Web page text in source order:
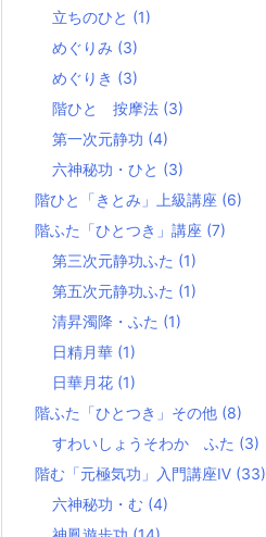
立ちのひと (1)
めぐりみ (3)
めぐりき (3)
階ひと 按摩法 (3)
第一次元静功 (4)
六神秘功・ひと (3)
階ひと「きとみ」上級講座 (6)
階ふた「ひとつき」講座 (7)
第三次元静功ふた (1)
第五次元静功ふた (1)
清昇濁降・ふた (1)
日精月華 (1)
日華月花 (1)
階ふた「ひとつき」その他 (8)
すわいしょうそわか ふた (3)
階む「元極気功」入門講座Ⅳ (33)
六神秘功・む (4)